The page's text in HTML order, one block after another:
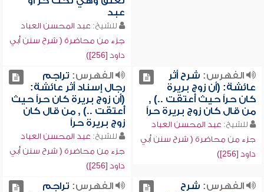
عبد
للشيخ: عبد المحسن العباد
جزء من محاضرة ( شرح سنن أبي
داود [256])
الفهرس: شرح أثر
عائشة: (أن زوج بريرة
كان حراً حيث أُعتقت ..) ,
من قال كان زوج بريرة حراً
للشيخ: عبد المحسن العباد
جزء من محاضرة ( شرح سنن أبي
داود [256])
الفهرس: تراجم
رجال إسناد أثر عائشة:
(أن زوج بريرة كان حراً حيث
أُعتقت ..) , من قال كان
زوج بريرة حراً
للشيخ: عبد المحسن العباد
جزء من محاضرة ( شرح سنن أبي
داود [256])
الفهرس: شرح
الفهرس: تراجم